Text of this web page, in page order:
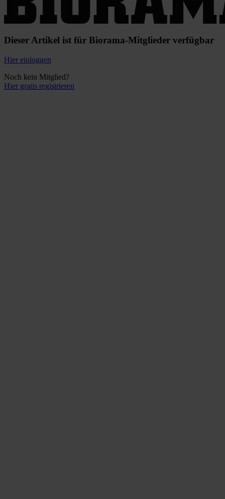
Dieser Artikel ist für Biorama-Mitglieder verfügbar
Hier einloggen
Noch kein Mitglied?
Hier gratis registrieren